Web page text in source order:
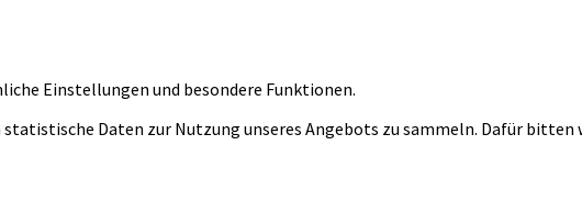
Einstellungen und besondere Funktionen.
Daten zur Nutzung unseres Angebots zu sammeln. Dafür bitten